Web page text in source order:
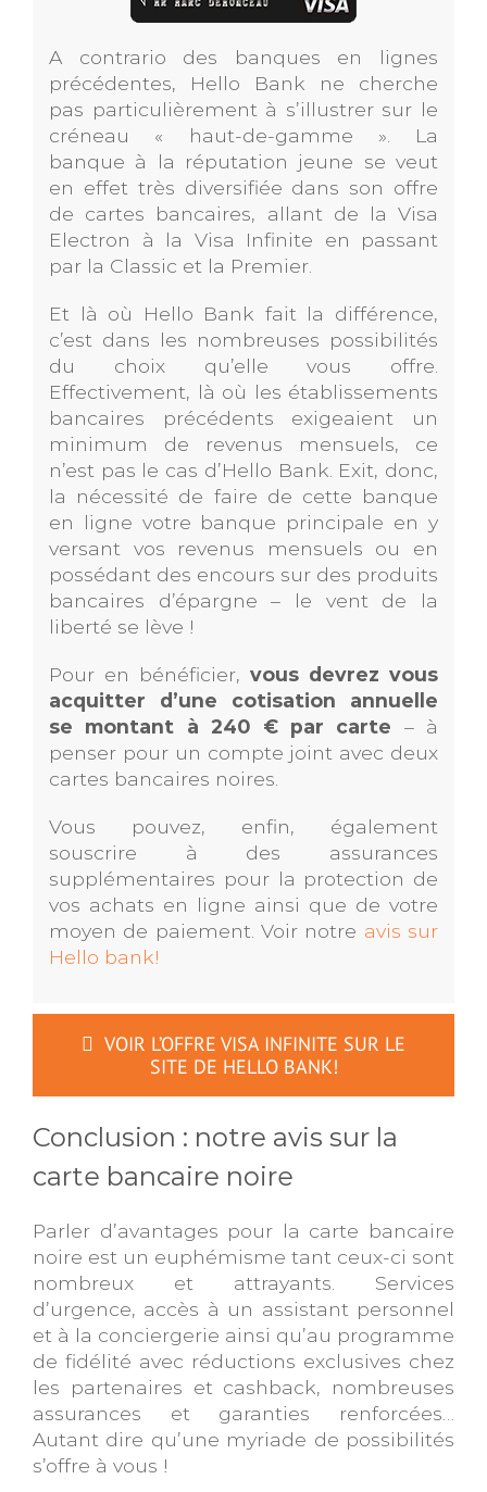
A contrario des banques en lignes
précédentes, Hello Bank ne cherche
pas particulièrement à s’illustrer sur le
créneau « haut-de-gamme ». La
banque à la réputation jeune se veut
en effet très diversifiée dans son offre
de cartes bancaires, allant de la Visa
Electron à la Visa Infinite en passant
par la Classic et la Premier.
Et là où Hello Bank fait la différence,
c’est dans les nombreuses possibilités
du choix qu’elle vous offre.
Effectivement, là où les établissements
bancaires précédents exigeaient un
minimum de revenus mensuels, ce
n’est pas le cas d’Hello Bank. Exit, donc,
la nécessité de faire de cette banque
en ligne votre banque principale en y
versant vos revenus mensuels ou en
possédant des encours sur des produits
bancaires d’épargne – le vent de la
liberté se lève !
Pour en bénéficier, vous devrez vous
acquitter d’une cotisation annuelle
se montant à 240 € par carte – à
penser pour un compte joint avec deux
cartes bancaires noires.
Vous pouvez, enfin, également
souscrire à des assurances
supplémentaires pour la protection de
vos achats en ligne ainsi que de votre
moyen de paiement. Voir notre avis sur
Hello bank!
VOIR L’OFFRE VISA INFINITE SUR LE
SITE DE HELLO BANK!
Conclusion : notre avis sur la
carte bancaire noire
Parler d’avantages pour la carte bancaire
noire est un euphémisme tant ceux-ci sont
nombreux et attrayants. Services
d’urgence, accès à un assistant personnel
et à la conciergerie ainsi qu’au programme
de fidélité avec réductions exclusives chez
les partenaires et cashback, nombreuses
assurances et garanties renforcées…
Autant dire qu’une myriade de possibilités
s’offre à vous !